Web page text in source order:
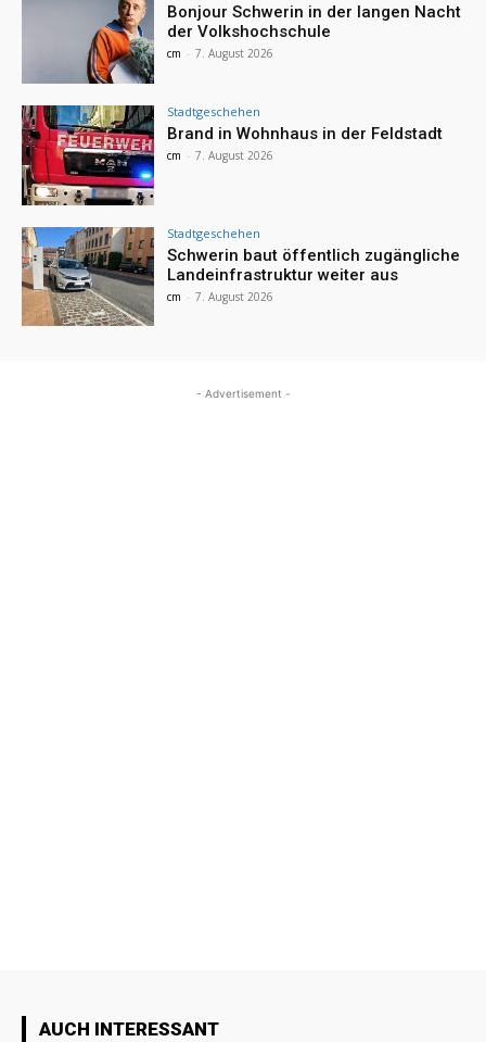
Bonjour Schwerin in der langen Nacht
der Volkshochschule
cm - 7. August 2026
Stadtgeschehen
Brand in Wohnhaus in der Feldstadt
cm - 7. August 2026
Stadtgeschehen
Schwerin baut öffentlich zugängliche
Landeinfrastruktur weiter aus
cm - 7. August 2026
- Advertisement -
AUCH INTERESSANT